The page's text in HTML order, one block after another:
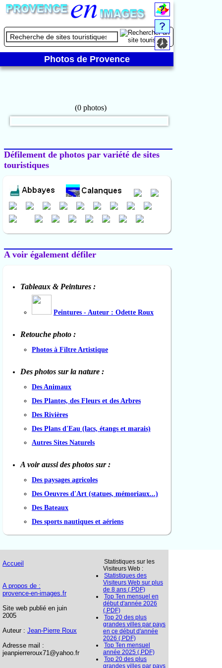
Photos de Provence
Défilement de photos par variété de sites
touristiques
A voir également défiler
Tableaux & Peintures :
Peintures - Auteur : Odette Roux
Retouche photo :
Photos à Filtre Artistique
Des photos sur la nature :
Des Animaux
Des Plantes, des Fleurs et des Arbres
Des Rivières
Des Plans d'Eau (lacs, étangs et marais)
Autres Sites Naturels
A voir aussi des photos sur :
Des paysages agricoles
Des Oeuvres d'Art (statues, mémoriaux...)
Des Bateaux
Des sports nautiques et aériens
Accueil
A propos de :
provence-en-images.fr
Site web publié en juin
2005
Auteur : Jean-Pierre Roux
Adresse mail :
jeanpierreroux71@yahoo.fr
Statistiques sur les
Visiteurs Web :
Statistiques des
Visiteurs Web sur plus
de 8 ans (.PDF)
Top Ten mensuel en
début d'année 2026
(.PDF)
Top 20 des plus
grandes villes par pays
en ce début d'année
2026 (.PDF)
Top Ten mensuel
année 2025 (.PDF)
Top 20 des plus
grandes villes par pays